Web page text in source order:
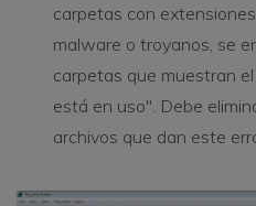
carpetas con
malware o troyanos, se
carpetas que muestran
está en uso". Debe
archivos que dan este